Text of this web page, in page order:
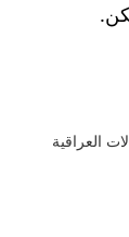
العراقية